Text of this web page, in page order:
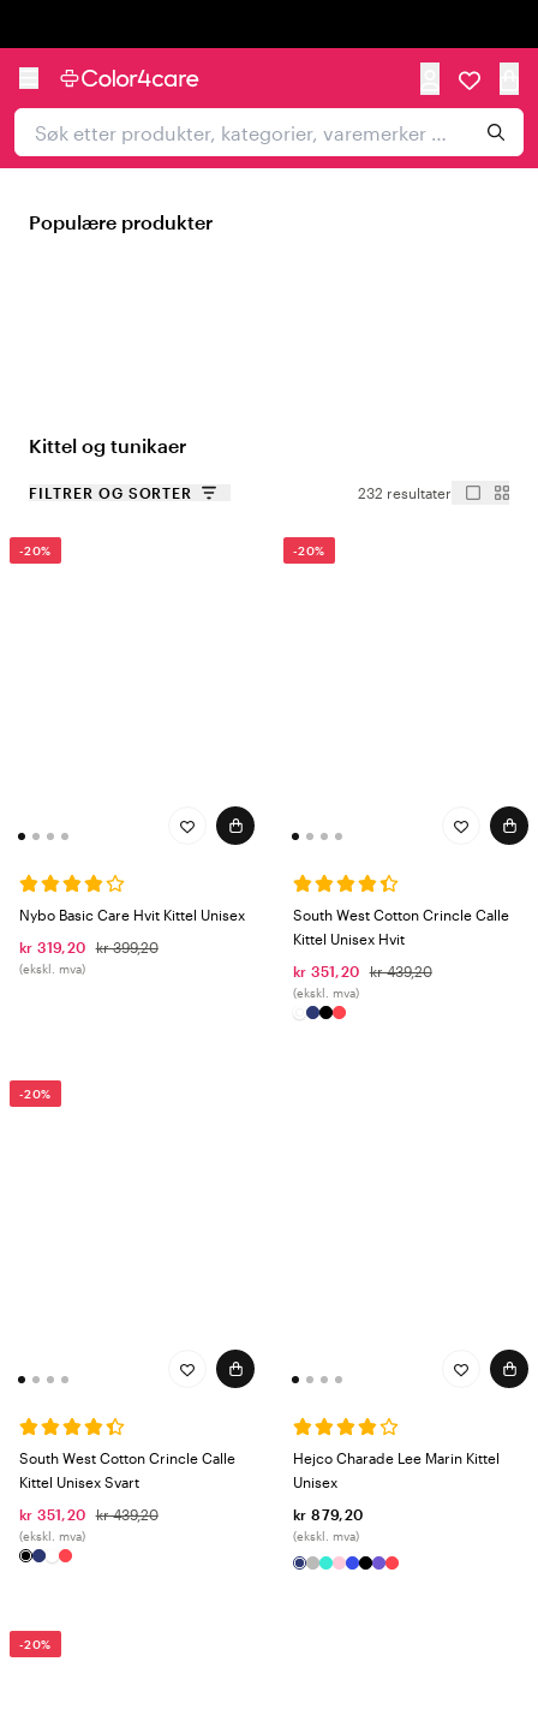
Populære produkter
Kittel og tunikaer
FILTRER OG SORTER 232 resultater
-20%
Nybo Basic Care Hvit Kittel Unisex
kr 319,20
kr 399,20
(ekskl. mva)
-20%
South West Cotton Crincle Calle
Kittel Unisex Hvit
kr 351,20
kr 439,20
(ekskl. mva)
-20%
South West Cotton Crincle Calle
Kittel Unisex Svart
kr 351,20
kr 439,20
(ekskl. mva)
Hejco Charade Lee Marin Kittel
Unisex
kr 879,20
(ekskl. mva)
-20%